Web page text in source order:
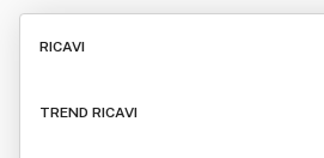
Leonarda Piroddi
RICAVI
TREND RICAVI